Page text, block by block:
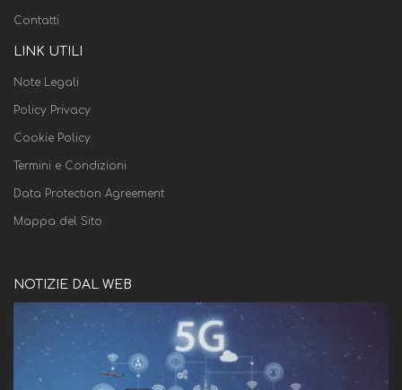
Contatti
LINK UTILI
Note Legali
Policy Privacy
Cookie Policy
Termini e Condizioni
Data Protection Agreement
Mappa del Sito
NOTIZIE DAL WEB